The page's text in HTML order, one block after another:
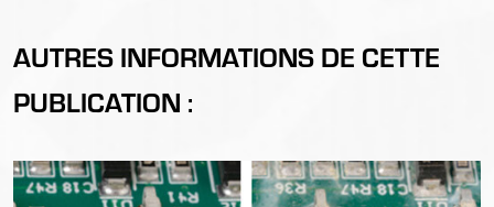
AUTRES INFORMATIONS DE CETTE
PUBLICATION :